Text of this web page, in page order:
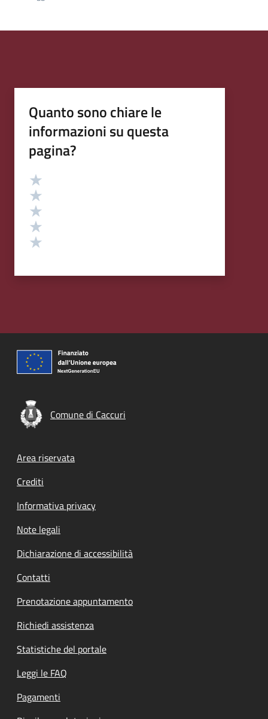
Quanto sono chiare le
informazioni su questa
pagina?
Valutazione
Comune di Caccuri
Footer menu
Area riservata
Crediti
Informativa privacy
Note legali
Dichiarazione di accessibilità
Contatti
Prenotazione appuntamento
Richiedi assistenza
Statistiche del portale
Leggi le FAQ
Pagamenti